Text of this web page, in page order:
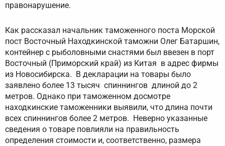
правонарушение.
Как рассказал начальник таможенного поста Морской
пост Восточный Находкинской таможни Олег Батаршин,
контейнер с рыболовными снастями был ввезен в порт
Восточный (Приморский край) из Китая в адрес фирмы
из Новосибирска. В декларации на товары было
заявлено более 13 тысяч спиннингов длиной до 2
метров. Однако при таможенном досмотре
находкинские таможенники выявили, что длина почти
всех спиннингов более 2 метров. Неверно указанные
сведения о товаре повлияли на правильность
определения стоимости и, соответственно, размера